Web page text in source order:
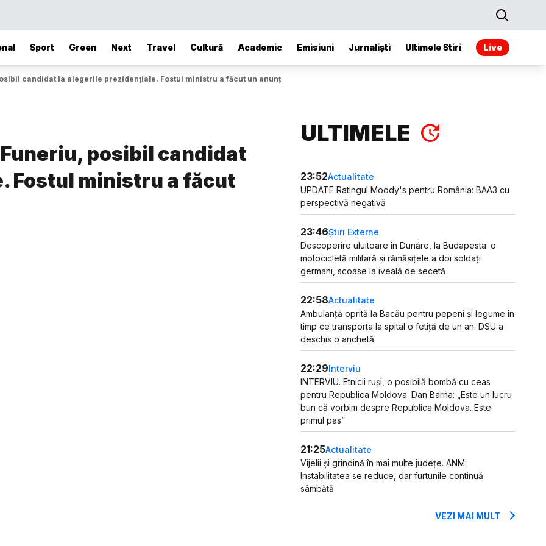
Sport Green Next Travel Cultură Academic Emisiuni Jurnaliști Ultimele Stiri Live
candidat la alegerile prezidențiale. Fostul ministru a făcut un anunț
posibil candidat
Fostul ministru a făcut
ULTIMELE
23:52Actualitate
UPDATE Ratingul Moody's pentru România: BAA3 cu
perspectivă negativă
23:46Știri Externe
Descoperire uluitoare în Dunăre, la Budapesta: o
motocicletă militară și rămășițele a doi soldați
germani, scoase la iveală de secetă
22:58Actualitate
Ambulanță oprită la Bacău pentru pepeni și legume în
timp ce transporta la spital o fetiță de un an. DSU a
deschis o anchetă
22:29Interviu
INTERVIU. Etnicii ruși, o posibilă bombă cu ceas
pentru Republica Moldova. Dan Barna: „Este un lucru
bun că vorbim despre Republica Moldova. Este
primul pas”
21:25Actualitate
Vijelii și grindină în mai multe județe. ANM:
Instabilitatea se reduce, dar furtunile continuă
sâmbătă
VEZI MAI MULT